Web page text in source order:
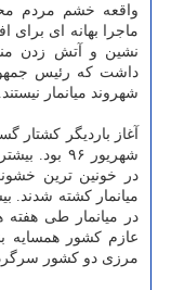
واقعه خشم مردم
ماجرا بهانه ای
نشین و آتش زدن
داشت که رئیس جمهور
شهروند میانمار نیستند.
آغاز باردیگر کشتار
در میانمار طی
عازم کشور همسایه
مرزی دو کشور